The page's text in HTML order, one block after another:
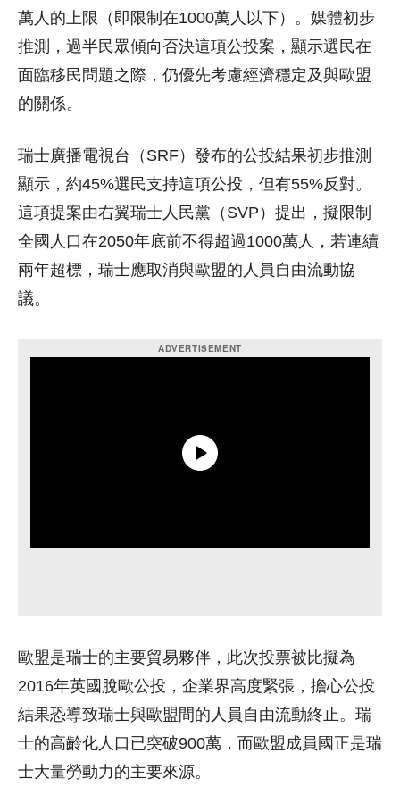
萬人的上限（即限制在1000萬人以下）。媒體初步
推測，過半民眾傾向否決這項公投案，顯示選民在
面臨移民問題之際，仍優先考慮經濟穩定及與歐盟
的關係。
瑞士廣播電視台（SRF）發布的公投結果初步推測
顯示，約45%選民支持這項公投，但有55%反對。
這項提案由右翼瑞士人民黨（SVP）提出，擬限制
全國人口在2050年底前不得超過1000萬人，若連續
兩年超標，瑞士應取消與歐盟的人員自由流動協
議。
歐盟是瑞士的主要貿易夥伴，此次投票被比擬為
2016年英國脫歐公投，企業界高度緊張，擔心公投
結果恐導致瑞士與歐盟間的人員自由流動終止。瑞
士的高齡化人口已突破900萬，而歐盟成員國正是瑞
士大量勞動力的主要來源。